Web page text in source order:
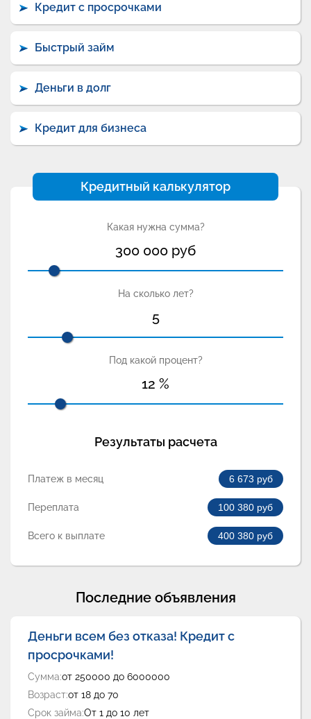
Кредит с просрочками
Быстрый займ
Деньги в долг
Кредит для бизнеса
Кредитный калькулятор
Какая нужна сумма?
300 000 руб
На сколько лет?
5
Под какой процент?
12 %
Результаты расчета
Платеж в месяц 6 673 руб
Переплата 100 380 руб
Всего к выплате 400 380 руб
Последние объявления
Деньги всем без отказа! Кредит с
просрочками!
Сумма:от 250000 до 6000000
Возраст:от 18 до 70
Срок займа:От 1 до 10 лет